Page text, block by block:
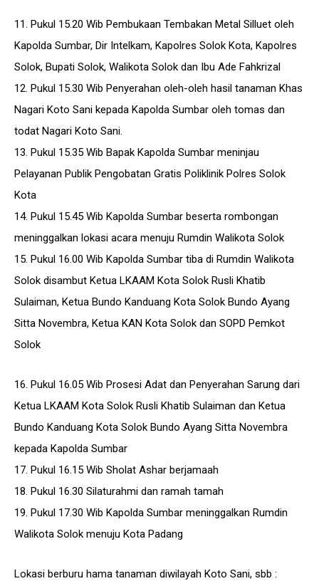
11. Pukul 15.20 Wib Pembukaan Tembakan Metal Silluet oleh
Kapolda Sumbar, Dir Intelkam, Kapolres Solok Kota, Kapolres
Solok, Bupati Solok, Walikota Solok dan Ibu Ade Fahkrizal
12. Pukul 15.30 Wib Penyerahan oleh-oleh hasil tanaman Khas
Nagari Koto Sani kepada Kapolda Sumbar oleh tomas dan
todat Nagari Koto Sani.
13. Pukul 15.35 Wib Bapak Kapolda Sumbar meninjau
Pelayanan Publik Pengobatan Gratis Poliklinik Polres Solok
Kota
14. Pukul 15.45 Wib Kapolda Sumbar beserta rombongan
meninggalkan lokasi acara menuju Rumdin Walikota Solok
15. Pukul 16.00 Wib Kapolda Sumbar tiba di Rumdin Walikota
Solok disambut Ketua LKAAM Kota Solok Rusli Khatib
Sulaiman, Ketua Bundo Kanduang Kota Solok Bundo Ayang
Sitta Novembra, Ketua KAN Kota Solok dan SOPD Pemkot
Solok
16. Pukul 16.05 Wib Prosesi Adat dan Penyerahan Sarung dari
Ketua LKAAM Kota Solok Rusli Khatib Sulaiman dan Ketua
Bundo Kanduang Kota Solok Bundo Ayang Sitta Novembra
kepada Kapolda Sumbar
17. Pukul 16.15 Wib Sholat Ashar berjamaah
18. Pukul 16.30 Silaturahmi dan ramah tamah
19. Pukul 17.30 Wib Kapolda Sumbar meninggalkan Rumdin
Walikota Solok menuju Kota Padang
Lokasi berburu hama tanaman diwilayah Koto Sani, sbb :